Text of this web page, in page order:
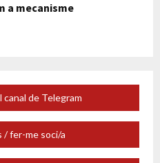
a mecanisme
de Telegram
/ fer-me soci/a